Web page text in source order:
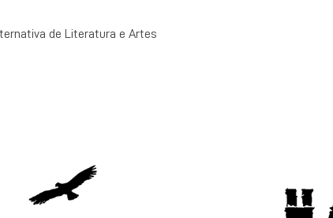
de Literatura e Artes